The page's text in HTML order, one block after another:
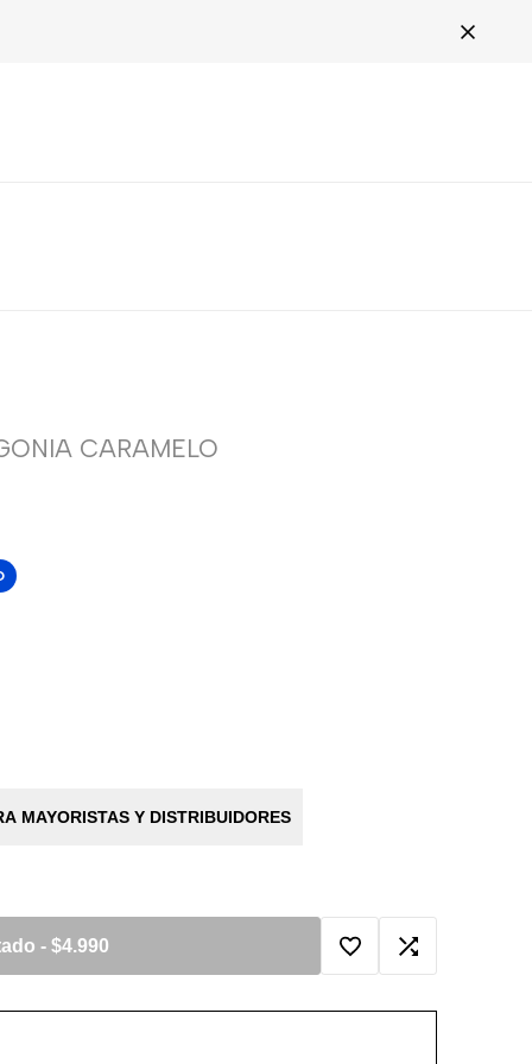
CARAMELO
MAYORISTAS Y DISTRIBUIDORES
- $4.990
AgregarAgregar